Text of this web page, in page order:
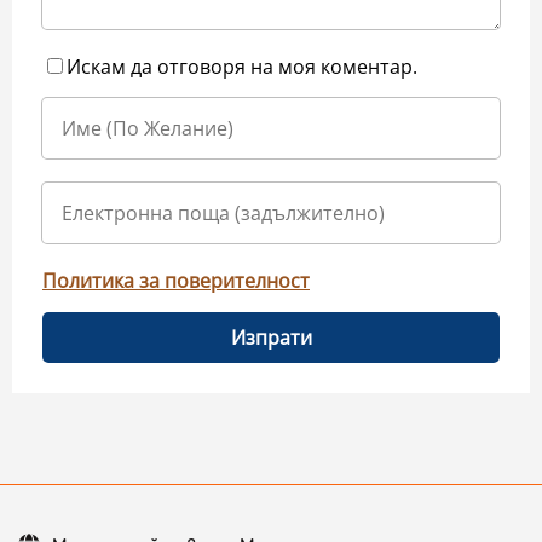
Искам да отговоря на моя коментар.
Политика за поверителност
Изпрати